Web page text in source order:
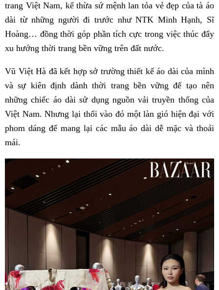
trang Việt Nam, kế thừa sứ mệnh lan tỏa vẻ đẹp của tà áo
dài từ những người đi trước như NTK Minh Hạnh, Sĩ
Hoàng… đồng thời góp phần tích cực trong việc thúc đẩy
xu hướng thời trang bền vững trên đất nước.
Vũ Việt Hà đã kết hợp sở trường thiết kế áo dài của mình
và sự kiên định dành thời trang bền vững để tạo nên
những chiếc áo dài sử dụng nguồn vải truyền thống của
Việt Nam. Nhưng lại thổi vào đó một làn gió hiện đại với
phom dáng để mang lại các mẫu áo dài dễ mặc và thoải
mái.